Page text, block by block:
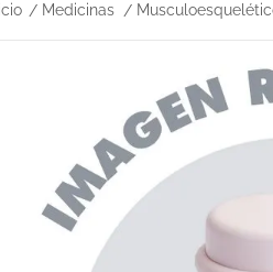
Medicinas 1. eucerin
3.
7.